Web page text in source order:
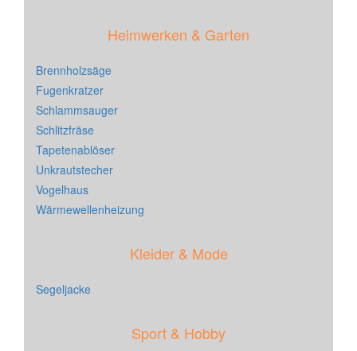
Heimwerken & Garten
Brennholzsäge
Fugenkratzer
Schlammsauger
Schlitzfräse
Tapetenablöser
Unkrautstecher
Vogelhaus
Wärmewellenheizung
Kleider & Mode
Segeljacke
Sport & Hobby